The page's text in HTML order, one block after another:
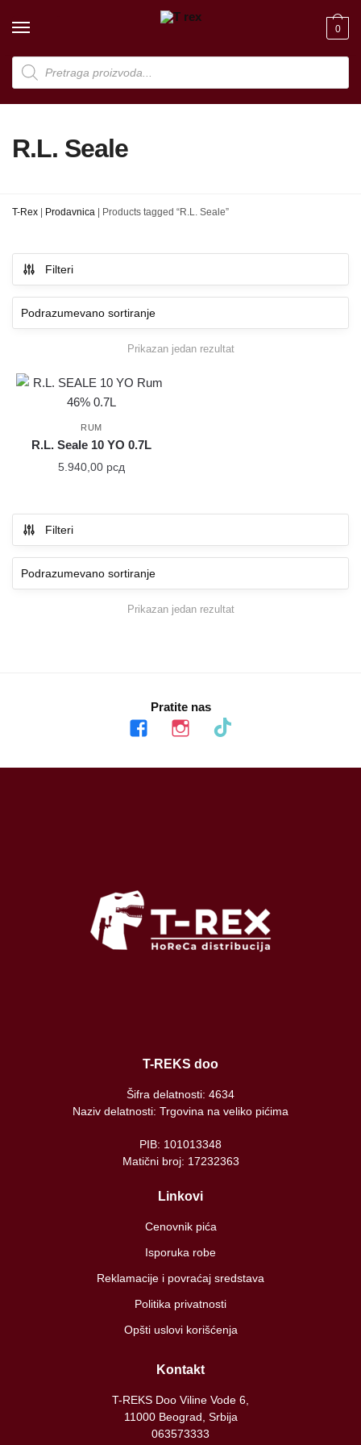
Products
search
0
R.L. Seale
T-Rex | Prodavnica | Products tagged “R.L. Seale”
Filteri
Prikazan jedan rezultat
RUM
R.L. Seale 10 YO 0.7L
5.940,00 рсд
Filteri
Prikazan jedan rezultat
Pratite nas
facebook instagram tiktok
T-REKS doo
Šifra delatnosti: 4634
Naziv delatnosti: Trgovina na veliko pićima
PIB: 101013348
Matični broj: 17232363
Linkovi
Cenovnik pića
Isporuka robe
Reklamacije i povraćaj sredstava
Politika privatnosti
Opšti uslovi korišćenja
Kontakt
T-REKS Doo Viline Vode 6,
11000 Beograd, Srbija
063573333